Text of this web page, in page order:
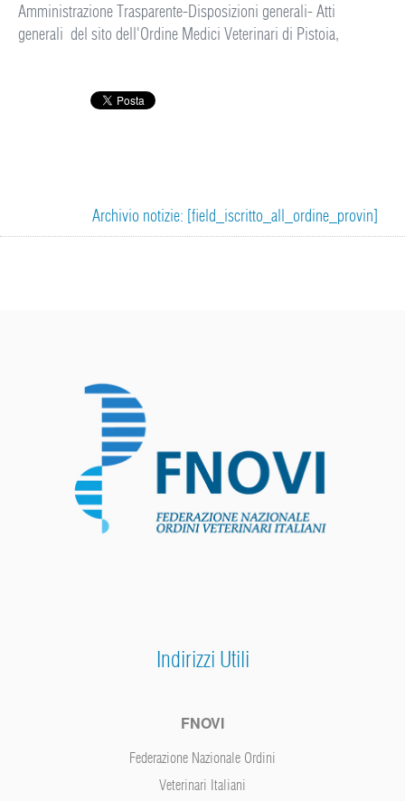
Amministrazione Trasparente-Disposizioni generali- Atti
generali del sito dell'Ordine Medici Veterinari di Pistoia,
Archivio notizie: [field_iscritto_all_ordine_provin]
Indirizzi Utili
FNOVI
Federazione Nazionale Ordini
Veterinari Italiani